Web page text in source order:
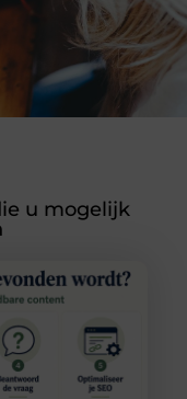
u mogelijk